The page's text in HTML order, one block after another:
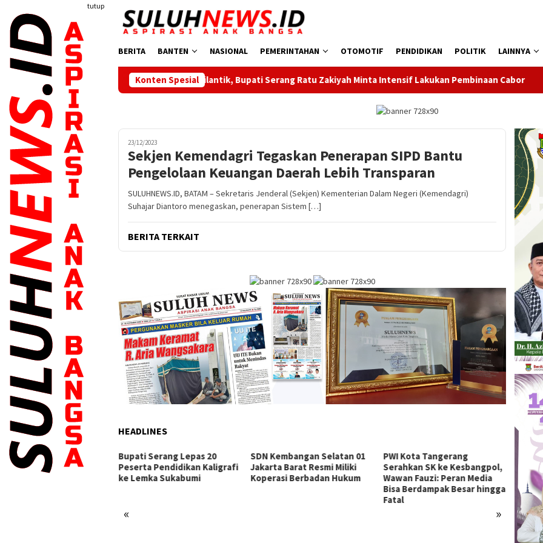
konten
tutup
BERITA BANTEN NASIONAL PEMERINTAHAN OTOMOTIF PENDIDIKAN POLITIK LAINNYA
Konten Spesial
Pengurus KONI Dilantik, Bupati Serang Ratu Zakiyah Minta Intensif Lakukan Pembinaan Cabor Bupati Serang
23/12/2023
Sekjen Kemendagri Tegaskan Penerapan SIPD Bantu
Pengelolaan Keuangan Daerah Lebih Transparan
SULUHNEWS.ID, BATAM – Sekretaris Jenderal (Sekjen) Kementerian Dalam Negeri (Kemendagri)
Suhajar Diantoro menegaskan, penerapan Sistem […]
BERITA TERKAIT
HEADLINES
« »
KONI Dilantik,
Serang Ratu Zakiyah
Bupati Serang Lepas 20
Peserta Pendidikan Kaligrafi
ke Lemka Sukabumi
SDN Kembangan Selatan 01
Jakarta Barat Resmi Miliki
Koperasi Berbadan Hukum
PWI Kota Tangerang
Serahkan SK ke Kesbangpol,
Wawan Fauzi: Peran Media
Bisa Berdampak Besar hingga
Fatal